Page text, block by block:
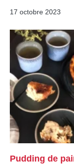
17 octobre 2023
Pudding de